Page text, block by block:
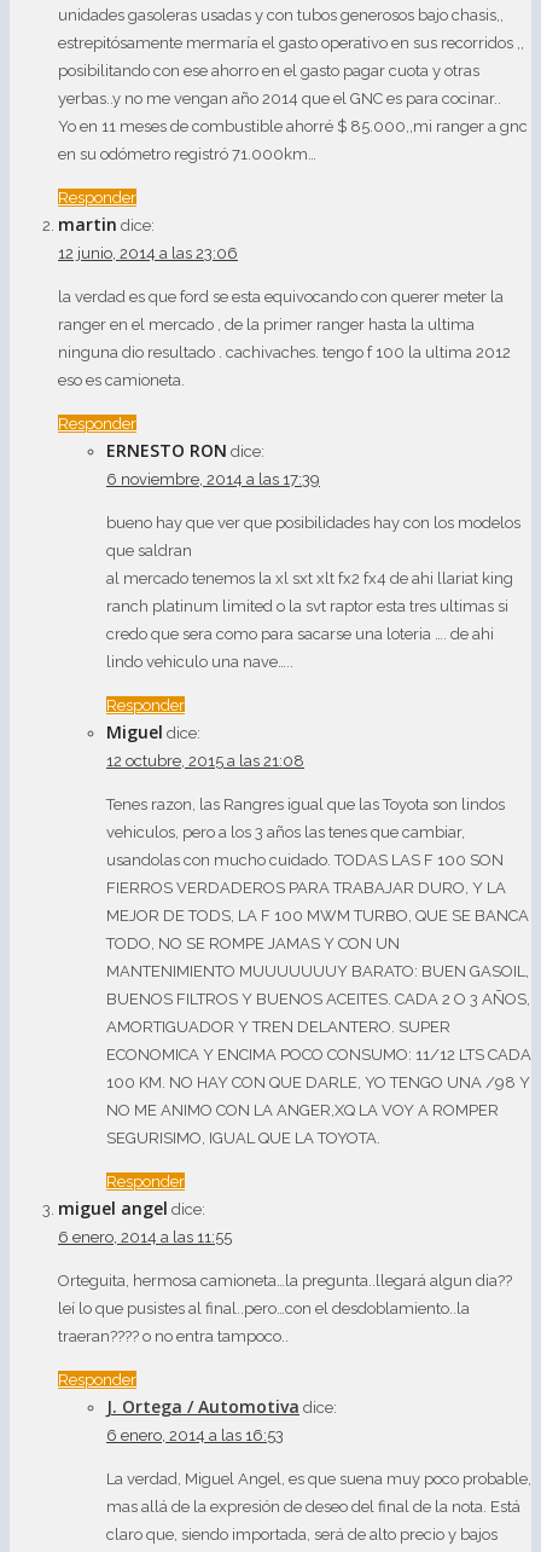
unidades gasoleras usadas y con tubos generosos bajo chasis,,
estrepitósamente mermaría el gasto operativo en sus recorridos ,,
posibilitando con ese ahorro en el gasto pagar cuota y otras
yerbas..y no me vengan año 2014 que el GNC es para cocinar..
Yo en 11 meses de combustible ahorré $ 85.000,,mi ranger a gnc
en su odómetro registró 71.000km…
Responder
martin dice:
12 junio, 2014 a las 23:06
la verdad es que ford se esta equivocando con querer meter la
ranger en el mercado , de la primer ranger hasta la ultima
ninguna dio resultado . cachivaches. tengo f 100 la ultima 2012
eso es camioneta.
Responder
ERNESTO RON dice:
6 noviembre, 2014 a las 17:39
bueno hay que ver que posibilidades hay con los modelos
que saldran
al mercado tenemos la xl sxt xlt fx2 fx4 de ahi llariat king
ranch platinum limited o la svt raptor esta tres ultimas si
credo que sera como para sacarse una loteria …. de ahi
lindo vehiculo una nave…..
Responder
Miguel dice:
12 octubre, 2015 a las 21:08
Tenes razon, las Rangres igual que las Toyota son lindos
vehiculos, pero a los 3 años las tenes que cambiar,
usandolas con mucho cuidado. TODAS LAS F 100 SON
FIERROS VERDADEROS PARA TRABAJAR DURO, Y LA
MEJOR DE TODS, LA F 100 MWM TURBO, QUE SE BANCA
TODO, NO SE ROMPE JAMAS Y CON UN
MANTENIMIENTO MUUUUUUUY BARATO: BUEN GASOIL,
BUENOS FILTROS Y BUENOS ACEITES. CADA 2 O 3 AÑOS,
AMORTIGUADOR Y TREN DELANTERO. SUPER
ECONOMICA Y ENCIMA POCO CONSUMO: 11/12 LTS CADA
100 KM. NO HAY CON QUE DARLE, YO TENGO UNA /98 Y
NO ME ANIMO CON LA ANGER,XQ LA VOY A ROMPER
SEGURISIMO, IGUAL QUE LA TOYOTA.
Responder
miguel angel dice:
6 enero, 2014 a las 11:55
Orteguita, hermosa camioneta…la pregunta..llegará algun dia??
leí lo que pusistes al final..pero…con el desdoblamiento..la
traeran???? o no entra tampoco..
Responder
J. Ortega / Automotiva dice:
6 enero, 2014 a las 16:53
La verdad, Miguel Angel, es que suena muy poco probable,
mas allá de la expresión de deseo del final de la nota. Está
claro que, siendo importada, será de alto precio y bajos